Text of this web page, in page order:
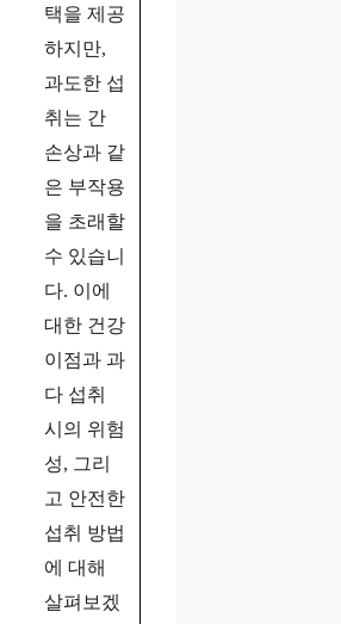
택을 제공
하지만,
과도한 섭
취는 간
손상과 같
은 부작용
을 초래할
수 있습니
다. 이에
대한 건강
이점과 과
다 섭취
시의 위험
성, 그리
고 안전한
섭취 방법
에 대해
살펴보겠